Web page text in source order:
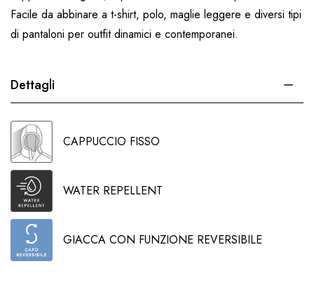
Facile da abbinare a t-shirt, polo, maglie leggere e diversi tipi
di pantaloni per outfit dinamici e contemporanei.
Dettagli
CAPPUCCIO FISSO
WATER REPELLENT
GIACCA CON FUNZIONE REVERSIBILE